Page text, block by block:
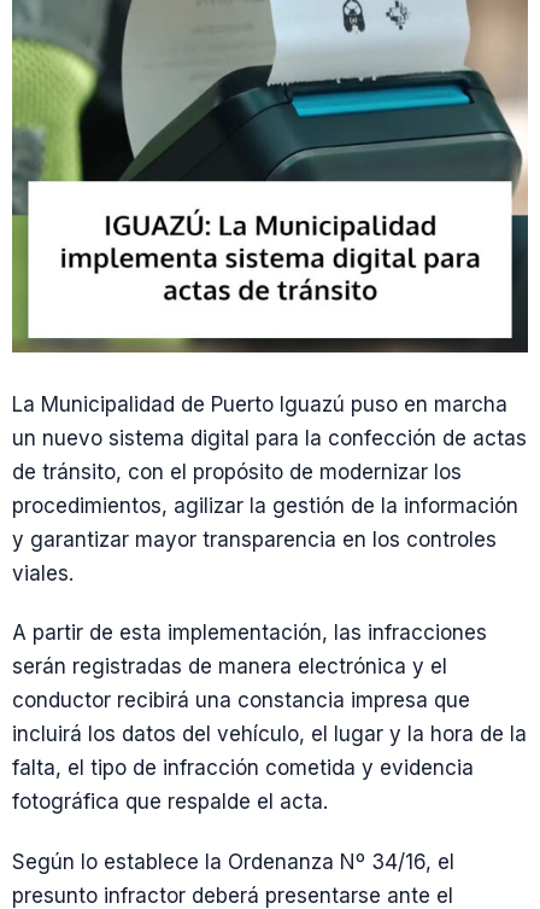
La Municipalidad de Puerto Iguazú puso en marcha
un nuevo sistema digital para la confección de actas
de tránsito, con el propósito de modernizar los
procedimientos, agilizar la gestión de la información
y garantizar mayor transparencia en los controles
viales.
A partir de esta implementación, las infracciones
serán registradas de manera electrónica y el
conductor recibirá una constancia impresa que
incluirá los datos del vehículo, el lugar y la hora de la
falta, el tipo de infracción cometida y evidencia
fotográfica que respalde el acta.
Según lo establece la Ordenanza Nº 34/16, el
presunto infractor deberá presentarse ante el